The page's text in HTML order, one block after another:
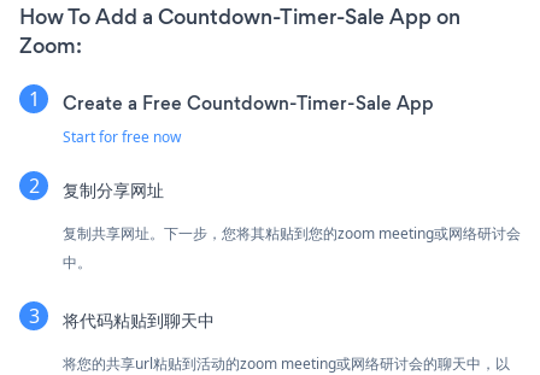
How To Add a Countdown-Timer-Sale App on
Zoom:
Create a Free Countdown-Timer-Sale App
Start for free now
复制分享网址
复制共享网址。下一步，您将其粘贴到您的zoom meeting或网络研讨会
中。
将代码粘贴到聊天中
将您的共享url粘贴到活动的zoom meeting或网络研讨会的聊天中，以